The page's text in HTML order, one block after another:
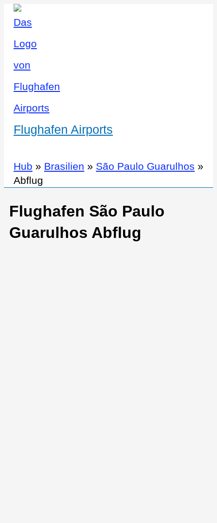
Flughafen Airports
Hub » Brasilien » São Paulo Guarulhos »
Abflug
Flughafen São Paulo
Guarulhos Abflug